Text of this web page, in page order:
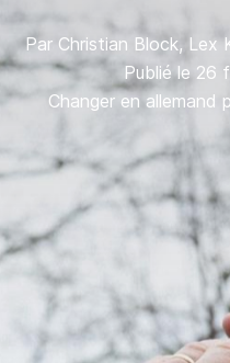
Par Christian Block, Lex
Publié le 26
Changer en allemand